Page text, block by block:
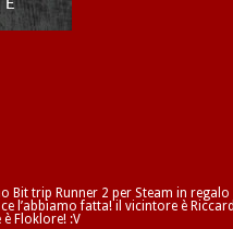
Bit trip Runner 2 per Steam in regalo
l’abbiamo fatta! il vicintore è
Floklore! :V